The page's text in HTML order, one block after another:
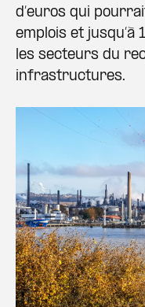
d’euros qui
emplois et
les secteurs du
infrastructures.